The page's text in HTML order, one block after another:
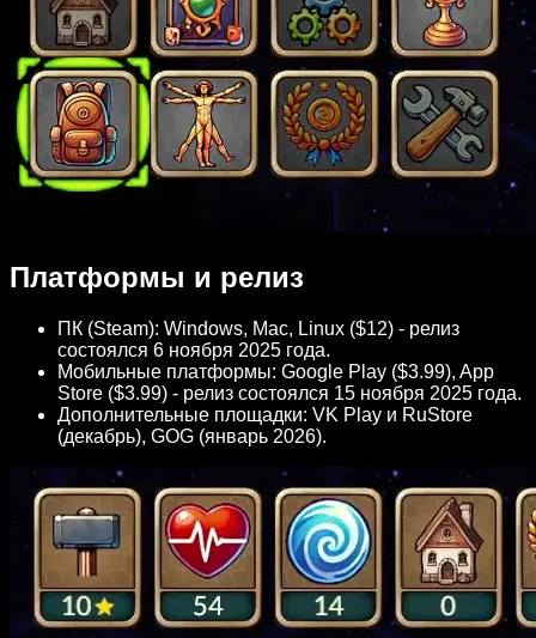
Платформы и релиз
ПК (Steam): Windows, Mac, Linux ($12) - релиз
состоялся 6 ноября 2025 года.
Мобильные платформы: Google Play ($3.99), App
Store ($3.99) - релиз состоялся 15 ноября 2025 года.
Дополнительные площадки: VK Play и RuStore
(декабрь), GOG (январь 2026).